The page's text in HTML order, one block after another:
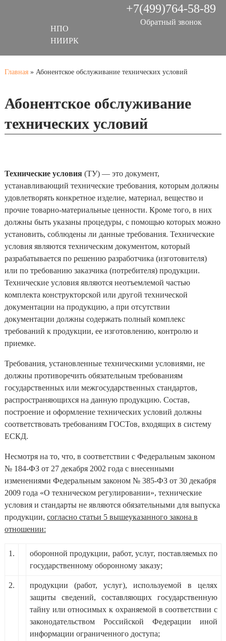
НПО
НИИРК
+7(499)764-58-89
Обратный звонок
Главная» Абонентское обслуживание технических условий
Абонентское обслуживание
технических условий
Технические условия(ТУ) — это документ,
устанавливающий технические требования, которым должны
удовлетворять конкретное изделие, материал, вещество и
прочие товарно-материальные ценности. Кроме того, в них
должны быть указаны процедуры, с помощью которых можно
установить, соблюдены ли данные требования. Технические
условия являются техническим документом, который
разрабатывается по решению разработчика (изготовителя)
или по требованию заказчика (потребителя) продукции.
Технические условия являются неотъемлемой частью
комплекта конструкторской или другой технической
документации на продукцию, а при отсутствии
документации должны содержать полный комплекс
требований к продукции, ее изготовлению, контролю и
приемке.
Требования, установленные техническими условиями, не
должны противоречить обязательным требованиям
государственных или межгосударственных стандартов,
распространяющихся на данную продукцию. Состав,
построение и оформление технических условий должны
соответствовать требованиям ГОСТов, входящих в систему
ЕСКД.
Несмотря на то, что, в соответствии с Федеральным законом
№ 184-ФЗ от 27 декабря 2002 года с внесенными
изменениями Федеральным законом № 385-ФЗ от 30 декабря
2009 года «О техническом регулировании», технические
условия и стандарты не являются обязательными для выпуска
продукции, согласно статьи 5 вышеуказанного закона в
отношении:
1.
оборонной продукции, работ, услуг, поставляемых по
государственному оборонному заказу;
2.
продукции (работ, услуг), используемой в целях
защиты сведений, составляющих государственную
тайну или относимых к охраняемой в соответствии с
законодательством Российской Федерации иной
информации ограниченного доступа;